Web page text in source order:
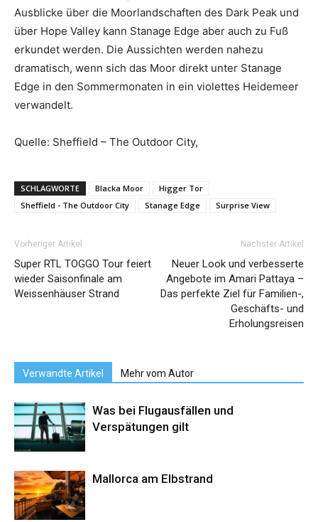
Ausblicke über die Moorlandschaften des Dark Peak und
über Hope Valley kann Stanage Edge aber auch zu Fuß
erkundet werden. Die Aussichten werden nahezu
dramatisch, wenn sich das Moor direkt unter Stanage
Edge in den Sommermonaten in ein violettes Heidemeer
verwandelt.
Quelle: Sheffield – The Outdoor City,
SCHLAGWORTE Blacka Moor
Higger Tor
Sheffield - The Outdoor City
Stanage Edge Surprise View
Vorheriger Artikel
Super RTL TOGGO Tour feiert
wieder Saisonfinale am
Weissenhäuser Strand
Nächster Artikel
Neuer Look und verbesserte
Angebote im Amari Pattaya –
Das perfekte Ziel für Familien-,
Geschäfts- und
Erholungsreisen
Verwandte Artikel Mehr vom Autor
Was bei Flugausfällen und
Verspätungen gilt
Mallorca am Elbstrand